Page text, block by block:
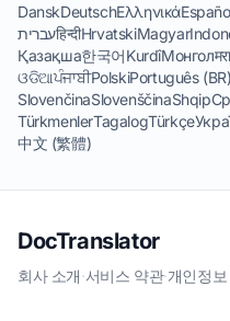
DanskDeutschΕλληνικά
עבריתहिन्दीHrvatskiMagyar
Қазақша한국어KurdîМонгол
ଓଡିଆਪੰਜਾਬੀPolskiPortuguês (BR)
SlovenčinaSlovenščinaShqip
TürkmenlerTagalogTürkçe
中文 (繁體)
DocTranslator
회사 소개·서비스 약관·개인정